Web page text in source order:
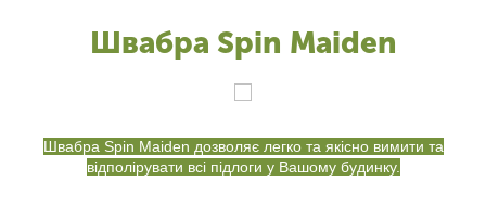
Швабра Spin Maiden
Швабра Spin Maiden дозволяє легко та якісно вимити та
відполірувати всі підлоги у Вашому будинку.